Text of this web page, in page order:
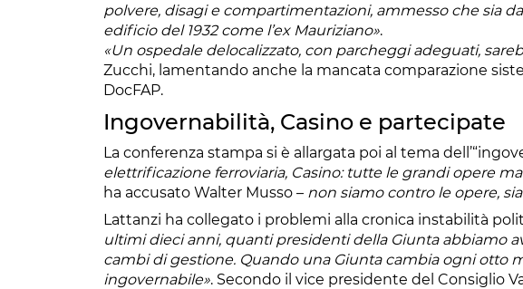
polvere, disagi e compartimentazioni, ammesso che sia
edificio del 1932 come l’ex Mauriziano».
«Un ospedale delocalizzato, con parcheggi adeguati,
Zucchi, lamentando anche la mancata comparazione
DocFAP.
Ingovernabilità, Casino e partecipate
La conferenza stampa si è allargata poi al tema
elettrificazione ferroviaria, Casino: tutte le grandi opere
ha accusato Walter Musso – non siamo contro le opere,
Lattanzi ha collegato i problemi alla cronica instabilità
ultimi dieci anni, quanti presidenti della Giunta abbiamo
cambi di gestione. Quando una Giunta cambia ogni otto
ingovernabile». Secondo il vice presidente del Consiglio